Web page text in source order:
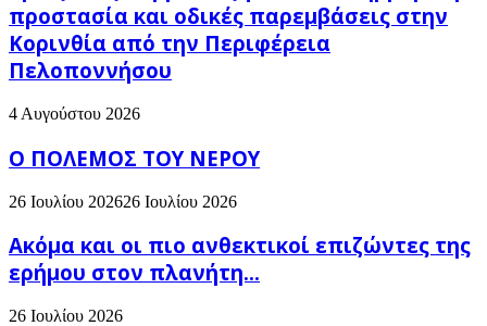
προστασία και οδικές παρεμβάσεις στην
Κορινθία από την Περιφέρεια
Πελοποννήσου
4 Αυγούστου 2026
Ο ΠΟΛΕΜΟΣ ΤΟΥ ΝΕΡΟΥ
26 Ιουλίου 202626 Ιουλίου 2026
Ακόμα και οι πιο ανθεκτικοί επιζώντες της
ερήμου στον πλανήτη...
26 Ιουλίου 2026